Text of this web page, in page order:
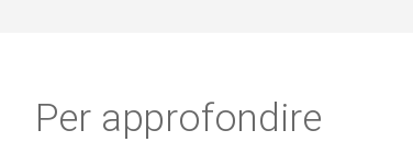
Per approfondire